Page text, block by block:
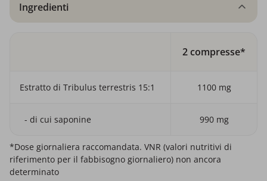
Ingredienti
2 compresse*
Estratto di Tribulus terrestris 15:1 1100 mg
- di cui saponine 990 mg
*Dose giornaliera raccomandata. VNR (valori nutritivi di
riferimento per il fabbisogno giornaliero) non ancora
determinato